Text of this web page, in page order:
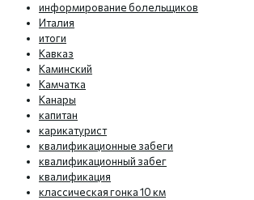
информирование болельщиков
Италия
итоги
Кавказ
Каминский
Камчатка
Канары
капитан
карикатурист
квалификационные забеги
квалификационный забег
квалификация
классическая гонка 10 км